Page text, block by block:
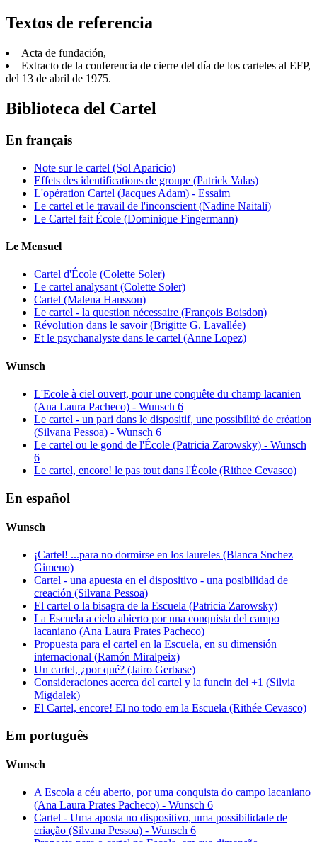
Textos de referencia
Acta de fundación,
Extracto de la conferencia de cierre del día de los carteles al EFP,
del 13 de abril de 1975.
Biblioteca del Cartel
En français
Note sur le cartel (Sol Aparicio)
Effets des identifications de groupe (Patrick Valas)
L'opération Cartel (Jacques Adam) - Essaim
Le cartel et le travail de l'inconscient (Nadine Naitali)
Le Cartel fait École (Dominique Fingermann)
Le Mensuel
Cartel d'École (Colette Soler)
Le cartel analysant (Colette Soler)
Cartel (Malena Hansson)
Le cartel - la question nécessaire (François Boisdon)
Révolution dans le savoir (Brigitte G. Lavallée)
Et le psychanalyste dans le cartel (Anne Lopez)
Wunsch
L'Ecole à ciel ouvert, pour une conquête du champ lacanien
(Ana Laura Pacheco) - Wunsch 6
Le cartel - un pari dans le dispositif, une possibilité de création
(Silvana Pessoa) - Wunsch 6
Le cartel ou le gond de l'École (Patricia Zarowsky) - Wunsch
6
Le cartel, encore! le pas tout dans l'École (Rithee Cevasco)
En español
Wunsch
¡Cartel! ...para no dormirse en los laureles (Blanca Snchez
Gimeno)
Cartel - una apuesta en el dispositivo - una posibilidad de
creación (Silvana Pessoa)
El cartel o la bisagra de la Escuela (Patricia Zarowsky)
La Escuela a cielo abierto por una conquista del campo
lacaniano (Ana Laura Prates Pacheco)
Propuesta para el cartel en la Escuela, en su dimensión
internacional (Ramón Miralpeix)
Un cartel, ¿por qué? (Jairo Gerbase)
Consideraciones acerca del cartel y la funcin del +1 (Silvia
Migdalek)
El Cartel, encore! El no todo em la Escuela (Rithée Cevasco)
Em português
Wunsch
A Escola a céu aberto, por uma conquista do campo lacaniano
(Ana Laura Prates Pacheco) - Wunsch 6
Cartel - Uma aposta no dispositivo, uma possibilidade de
criação (Silvana Pessoa) - Wunsch 6